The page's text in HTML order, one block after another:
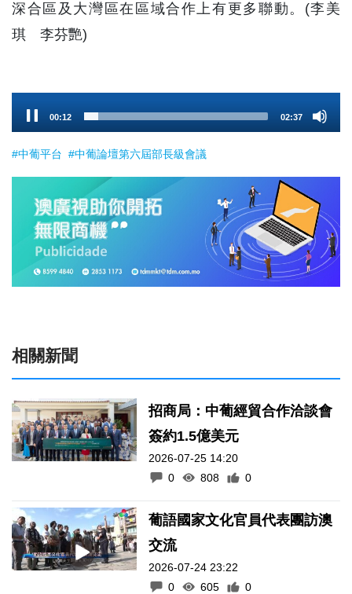
深合區及大灣區在區域合作上有更多聯動。(李美
琪 李芬艷)
Player
00:13 02:37
#中葡平台 #中葡論壇第六屆部長級會議
相關新聞
招商局：中葡經貿合作洽談會
簽約1.5億美元
2026-07-25 14:20
0
808 0
葡語國家文化官員代表團訪澳
交流
2026-07-24 23:22
0
605 0